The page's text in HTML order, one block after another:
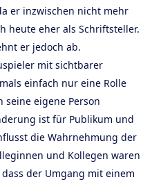
er inzwischen nicht mehr
heute eher als Schriftsteller.
er jedoch ab.
mit sichtbarer
einfach nur eine Rolle
eigene Person
ist für Publikum und
die Wahrnehmung der
und Kollegen waren
der Umgang mit einem